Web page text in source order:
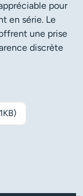
pour
en série. Le
une prise
discrète